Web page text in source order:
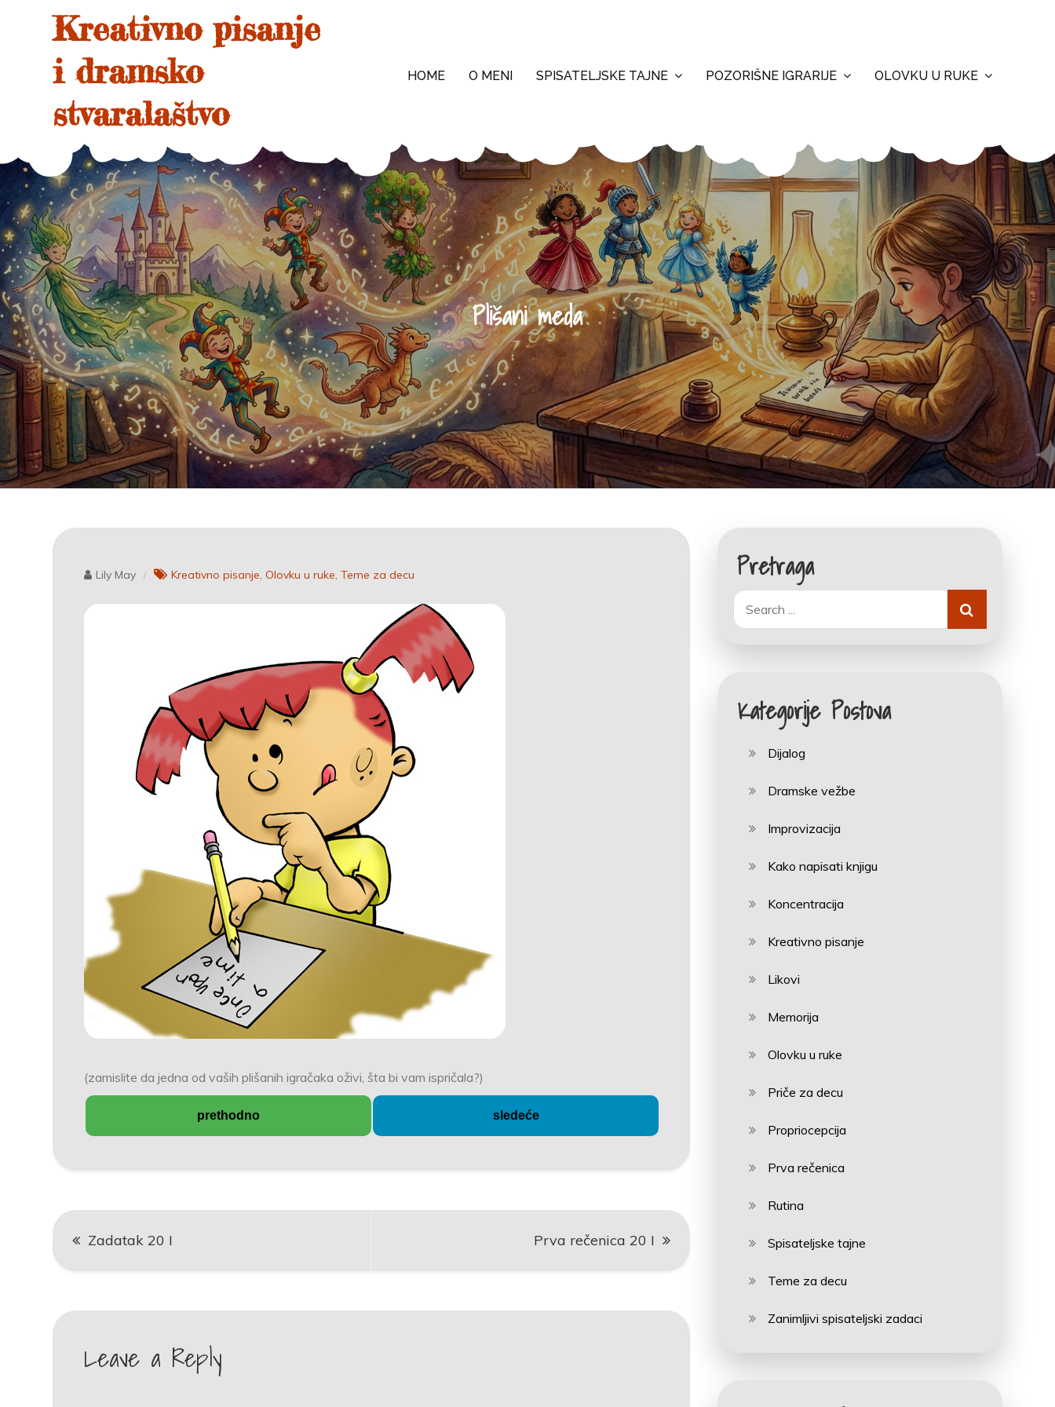
Kreativno pisanje
i dramsko
stvaralaštvo
HOME O MENI SPISATELJSKE TAJNE POZORIŠNE IGRARIJE OLOVKU U RUKE
Plišani meda
Lily May Kreativno pisanje Olovku u ruke Teme za decu
(zamislite da jedna od vaših plišanih igračaka oživi, šta bi vam ispričala?)
prethodno sledeće
Post
navigation
Zadatak 20 I Prva rečenica 20 I
Leave a Reply
Pretraga
Search
for:
Kategorije Postova
Dijalog
Dramske vežbe
Improvizacija
Kako napisati knjigu
Koncentracija
Kreativno pisanje
Likovi
Memorija
Olovku u ruke
Priče za decu
Propriocepcija
Prva rečenica
Rutina
Spisateljske tajne
Teme za decu
Zanimljivi spisateljski zadaci